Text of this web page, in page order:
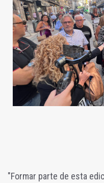
"Formar parte de esta